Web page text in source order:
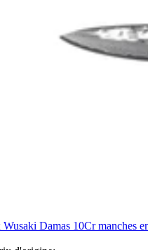
Damas 10Cr manches